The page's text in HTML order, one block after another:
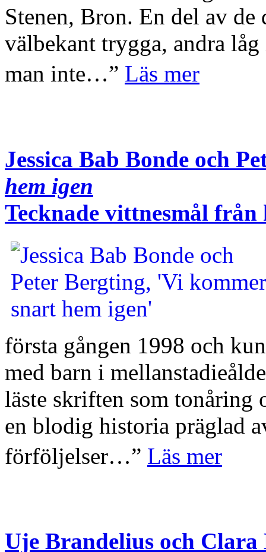
Stenen, Bron. En del av de
välbekant trygga, andra
man inte…” Läs mer
Jessica Bab Bonde och
hem igen
Tecknade vittnesmål
första gången 1998 och
med barn i
läste skriften som tonåring
en blodig historia präglad
förföljelser…” Läs mer
Uje Brandelius och